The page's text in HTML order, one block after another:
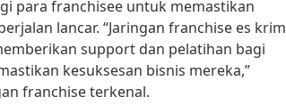
para franchisee untuk memastikan
lancar. “Jaringan franchise es krim
support dan pelatihan bagi
kesuksesan bisnis mereka,”
franchise terkenal.